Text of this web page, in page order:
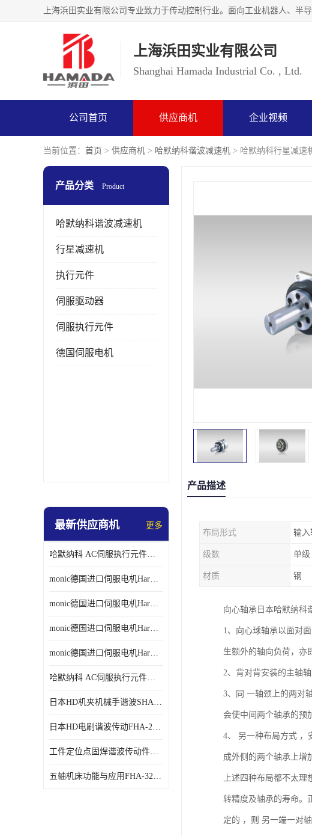
上海浜田实业有限公司
Shanghai Hamada Industrial Co. , Ltd.
公司首页 供应商机 企业视频
当前位置： 首页 > 供应商机 > 哈默纳科谐波减速机 > 哈默纳科行星减速
产品分类 Product
哈默纳科谐波减速机
行星减速机
执行元件
伺服驱动器
伺服执行元件
德国伺服电机
最新供应商机 更多
哈默纳科 AC伺服执行元件扁平型SHA系列 议价
monic德国进口伺服电机Har中国总代理单价
monic德国进口伺服电机Har中国总代理代理
monic德国进口伺服电机Har中国总代理公司
monic德国进口伺服电机Har中国总代理供应
哈默纳科 AC伺服执行元件扁平型SHA系列
日本HD机夹机械手谐波SHA32A120CG-B12B
日本HD电刷谐波传动FHA-25C-50-E250-C
工件定位点固焊谐波传动件哈默纳科CSF-45-100-2UH
五轴机床功能与应用FHA-32C-50-US250
产品描述
布局形式 输入
级数 单级
材质 钢
向心轴承日本哈默纳科
1、向心球轴承以面对
生额外的轴向负荷，亦
2、背对背安装的主轴
3、同 一轴颈上的两对
会使中间两个轴承的预
4、 另一种布局方式 ，
成外侧的两个轴承上增
上述四种布局都不太
转精度及轴承的寿命。
定的 ，则 另一端一对